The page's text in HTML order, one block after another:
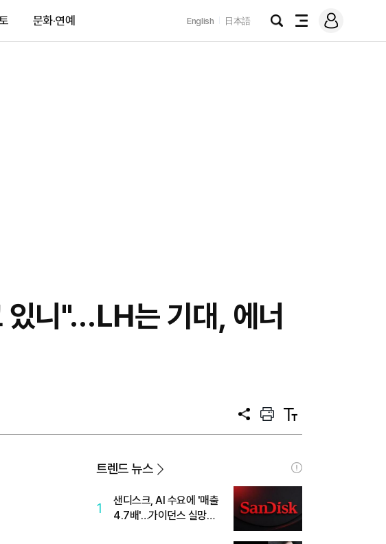
문화·연예 English 日本語
검
전
메
그
있니"…LH는 기대, 에너
공
프
트
텍
트
트렌드 뉴스
1
샌디스크, AI 수요에 '매출
4.7배'…가이던스 실망에